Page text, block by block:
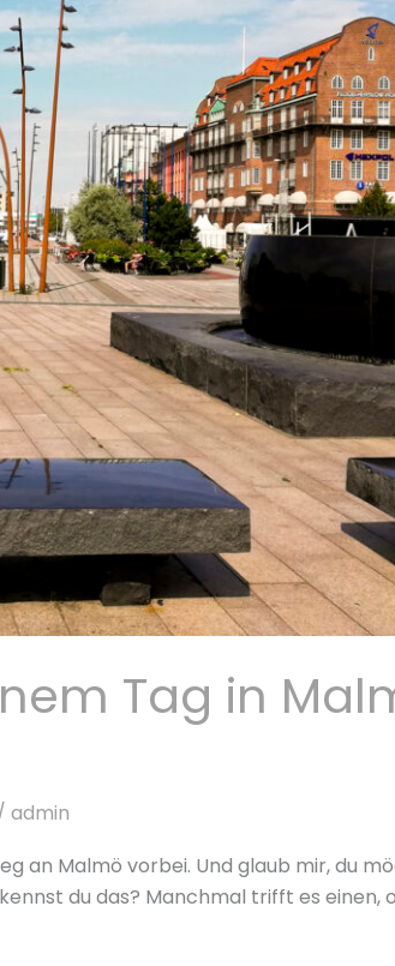
Tag in
admin
an Malmö vorbei. Und glaub mir, du
du das? Manchmal trifft es einen,